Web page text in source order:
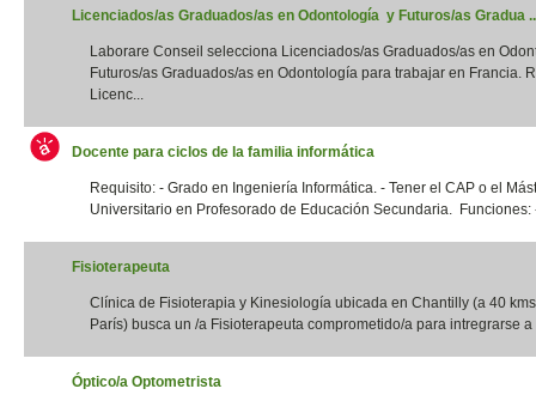
Licenciados/as Graduados/as en Odontología y Futuros/as Gradua
Laborare Conseil selecciona Licenciados/as Graduados/as en
Futuros/as Graduados/as en Odontología para trabajar en Francia.
Licenc...
Docente para ciclos de la familia informática
Requisito: - Grado en Ingeniería Informática. - Tener el CAP o el
Universitario en Profesorado de Educación Secundaria. Funciones:
Fisioterapeuta
Clínica de Fisioterapia y Kinesiología ubicada en Chantilly (a 40
París) busca un /a Fisioterapeuta comprometido/a para intregrarse a
Óptico/a Optometrista